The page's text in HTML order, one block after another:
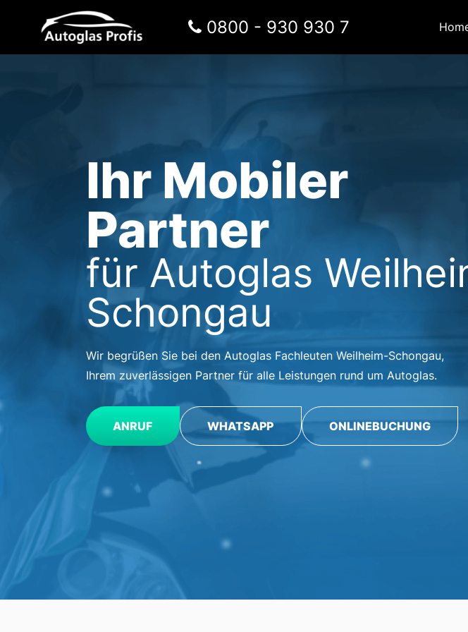
Zum Inhalt springen
Hauptnavigation0800 - 930 930 7
Ihr Mobiler
Partner
für Autoglas
Schongau
Wir begrüßen Sie bei den Autoglas Fachleuten Weilheim-Schongau,
Ihrem zuverlässigen Partner für alle Leistungen rund um Autoglas.
ANRUF WHATSAPP ONLINEBUCHUNG